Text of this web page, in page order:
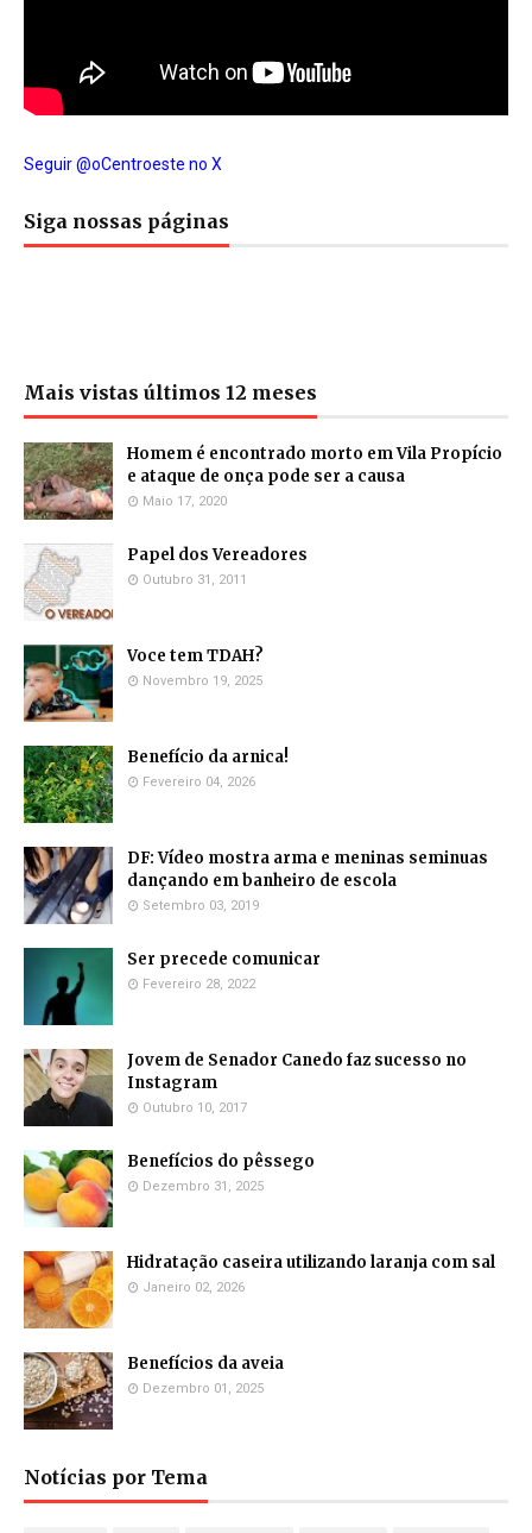
Seguir @oCentroeste no X
Siga nossas páginas
Mais vistas últimos 12 meses
Homem é encontrado morto em Vila Propício
e ataque de onça pode ser a causa
Maio 17, 2020
Papel dos Vereadores
Outubro 31, 2011
Voce tem TDAH?
Novembro 19, 2025
Benefício da arnica!
Fevereiro 04, 2026
DF: Vídeo mostra arma e meninas seminuas
dançando em banheiro de escola
Setembro 03, 2019
Ser precede comunicar
Fevereiro 28, 2022
Jovem de Senador Canedo faz sucesso no
Instagram
Outubro 10, 2017
Benefícios do pêssego
Dezembro 31, 2025
Hidratação caseira utilizando laranja com sal
Janeiro 02, 2026
Benefícios da aveia
Dezembro 01, 2025
Notícias por Tema